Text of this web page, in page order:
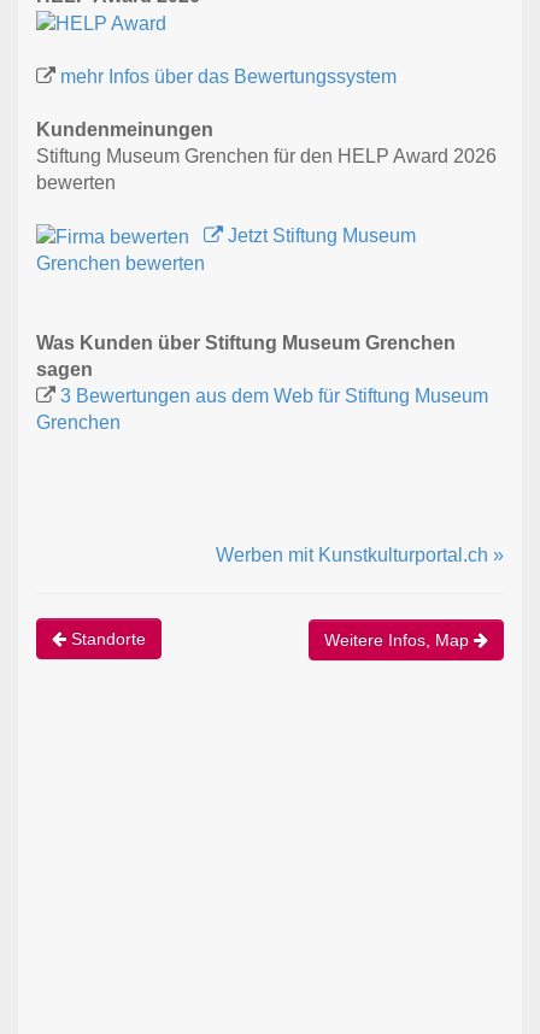
mehr Infos über das Bewertungssystem
Kundenmeinungen
Stiftung Museum Grenchen für den HELP Award 2026
bewerten
Jetzt Stiftung Museum
Grenchen bewerten
Was Kunden über Stiftung Museum Grenchen
sagen
3 Bewertungen aus dem Web für Stiftung Museum
Grenchen
Werben mit Kunstkulturportal.ch »
Standorte Weitere Infos, Map